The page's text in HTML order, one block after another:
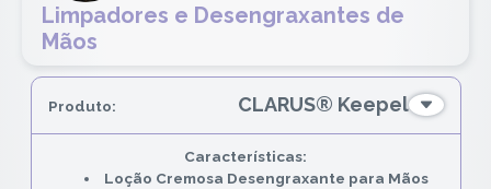
Limpadores e Desengraxantes de
Mãos
CLARUS® Keepel
Loção Cremosa Desengraxante para Mãos